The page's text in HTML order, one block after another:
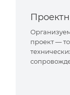
проект —